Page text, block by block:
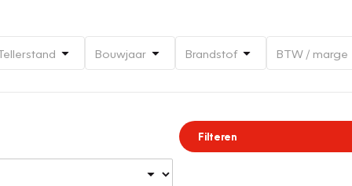
Bouwjaar Brandstof BTW / marge
Filteren